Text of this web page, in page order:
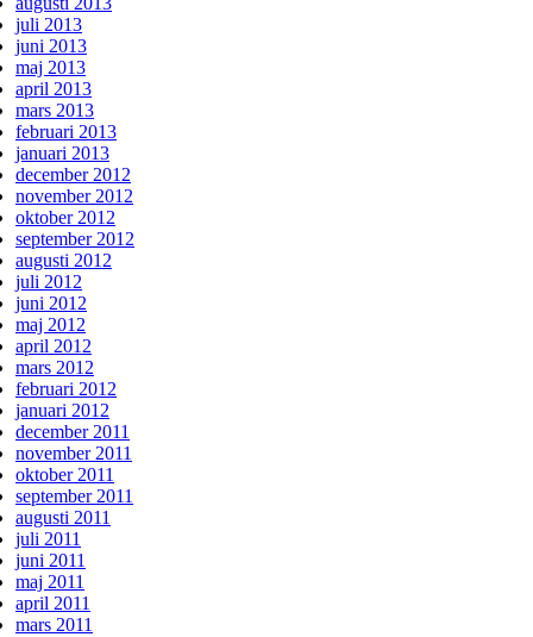
juli 2013
juni 2013
maj 2013
april 2013
mars 2013
februari 2013
januari 2013
december 2012
november 2012
oktober 2012
september 2012
augusti 2012
juli 2012
juni 2012
maj 2012
april 2012
mars 2012
februari 2012
januari 2012
december 2011
november 2011
oktober 2011
september 2011
augusti 2011
juli 2011
juni 2011
maj 2011
april 2011
mars 2011